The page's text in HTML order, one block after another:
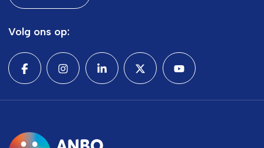
Volg ons op: